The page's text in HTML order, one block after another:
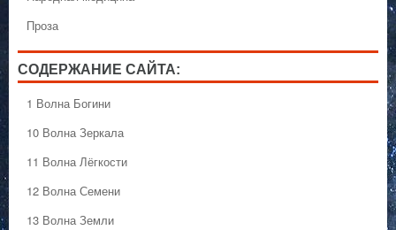
Проза
СОДЕРЖАНИЕ САЙТА:
1 Волна Богини
10 Волна Зеркала
11 Волна Лёгкости
12 Волна Семени
13 Волна Земли